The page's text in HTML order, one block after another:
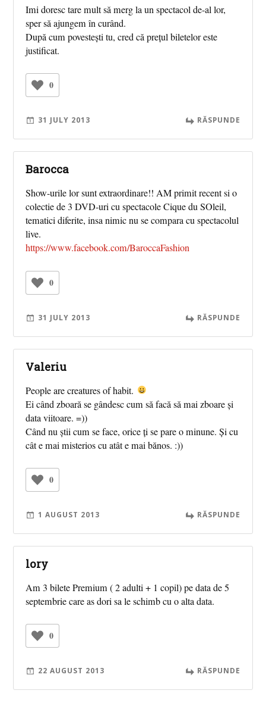
Imi doresc tare mult să merg la un spectacol de-al lor,
sper să ajungem în curând.
După cum povestești tu, cred că prețul biletelor este
justificat.
0
31 JULY 2013 RĂSPUNDE
Barocca
Show-urile lor sunt extraordinare!! AM primit recent si o
colectie de 3 DVD-uri cu spectacole Cique du SOleil,
tematici diferite, insa nimic nu se compara cu spectacolul
live.
https://www.facebook.com/BaroccaFashion
0
31 JULY 2013 RĂSPUNDE
Valeriu
People are creatures of habit.
Ei când zboară se gândesc cum să facă să mai zboare și
data viitoare. =))
Când nu știi cum se face, orice ți se pare o minune. Și cu
cât e mai misterios cu atât e mai bănos. :))
0
1 AUGUST 2013 RĂSPUNDE
lory
Am 3 bilete Premium ( 2 adulti + 1 copil) pe data de 5
septembrie care as dori sa le schimb cu o alta data.
0
22 AUGUST 2013 RĂSPUNDE